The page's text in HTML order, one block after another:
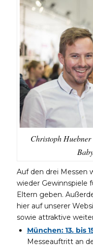
Christoph
Auf den drei Messen
wieder Gewinnspiele
Eltern geben.
hier auf unserer
sowie attraktive
München: 13. bis
Messeauftritt an